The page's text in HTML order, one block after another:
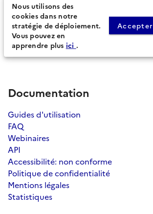
Procédures secondaires
Documentation
Guides d'utilisation
FAQ
Webinaires
API
Accessibilité: non conforme
Politique de confidentialité
Mentions légales
Statistiques
Nous utilisons des
cookies dans notre
stratégie de déploiement.
Vous pouvez en
apprendre plus ici .
Accepter